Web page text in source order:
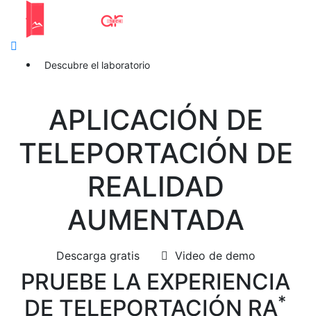
Descubre el laboratorio
APLICACIÓN DE
TELEPORTACIÓN DE
REALIDAD
AUMENTADA
Descarga gratis Video de demo
PRUEBE LA EXPERIENCIA
DE TELEPORTACIÓN RA*